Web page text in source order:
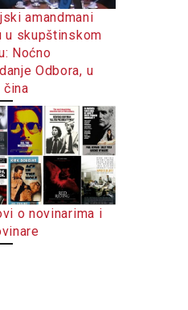
amandmani
u skupštinskom
Noćno
Odbora, u
o novinarima i